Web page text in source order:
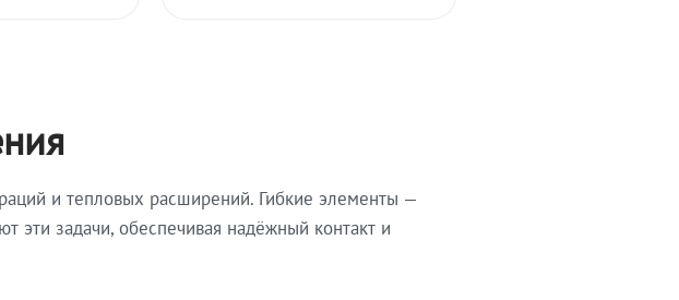
и тепловых расширений. Гибкие элементы —
задачи, обеспечивая надёжный контакт и